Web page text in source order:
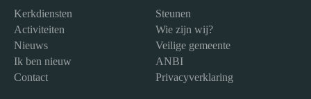
Kerkdiensten
Activiteiten
Nieuws
Ik ben nieuw
Contact
Steunen
Wie zijn wij?
Veilige gemeente
ANBI
Privacyverklaring